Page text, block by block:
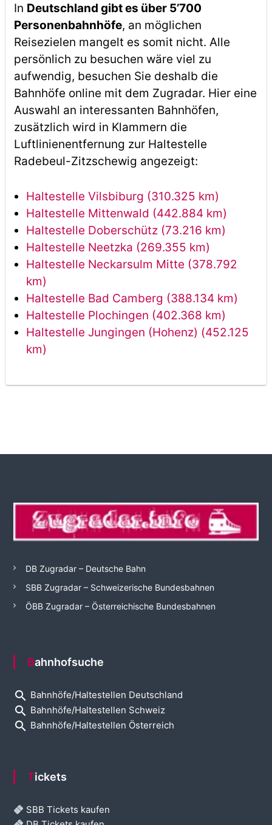
In Deutschland gibt es über 5’700
Personenbahnhöfe, an möglichen
Reisezielen mangelt es somit nicht. Alle
persönlich zu besuchen wäre viel zu
aufwendig, besuchen Sie deshalb die
Bahnhöfe online mit dem Zugradar. Hier eine
Auswahl an interessanten Bahnhöfen,
zusätzlich wird in Klammern die
Luftlinienentfernung zur Haltestelle
Radebeul-Zitzschewig angezeigt:
Haltestelle Vilsbiburg (310.325 km)
Haltestelle Mittenwald (442.884 km)
Haltestelle Doberschütz (73.216 km)
Haltestelle Neetzka (269.355 km)
Haltestelle Neckarsulm Mitte (378.792
km)
Haltestelle Bad Camberg (388.134 km)
Haltestelle Plochingen (402.368 km)
Haltestelle Jungingen (Hohenz) (452.125
km)
DB Zugradar – Deutsche Bahn
SBB Zugradar – Schweizerische Bundesbahnen
ÖBB Zugradar – Österreichische Bundesbahnen
Bahnhofsuche
search Bahnhöfe/Haltestellen Deutschland
search Bahnhöfe/Haltestellen Schweiz
search Bahnhöfe/Haltestellen Österreich
Tickets
SBB Tickets kaufen